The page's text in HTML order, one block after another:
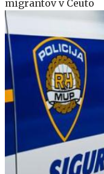
migrantov v Ceuto